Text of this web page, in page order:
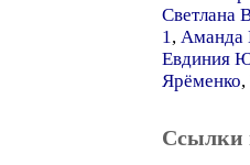
Светлана
1, Аманда
Евдиния
Ярёменко,
Ссылки